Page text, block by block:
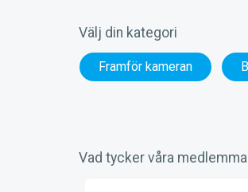
Välj din kategori
Framför kameran
Vad tycker våra